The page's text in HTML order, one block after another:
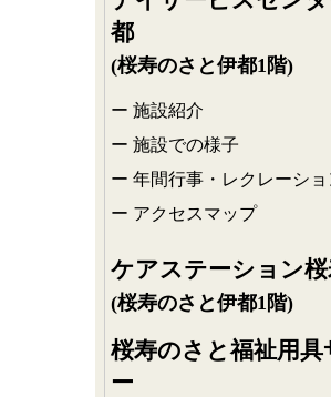
都
(桜寿のさと伊都1階)
施設紹介
施設での様子
年間行事・レクレーショ
アクセスマップ
ケアステーション
(桜寿のさと伊都1階)
桜寿のさと福祉用
ー